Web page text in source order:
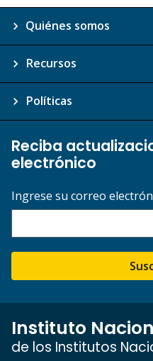
Quiénes somos
Recursos
Políticas
Reciba
electrónico
Ingrese su correo
Instituto
de los Institutos